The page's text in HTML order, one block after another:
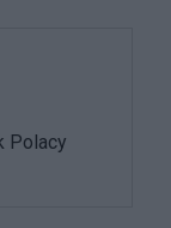
Polacy